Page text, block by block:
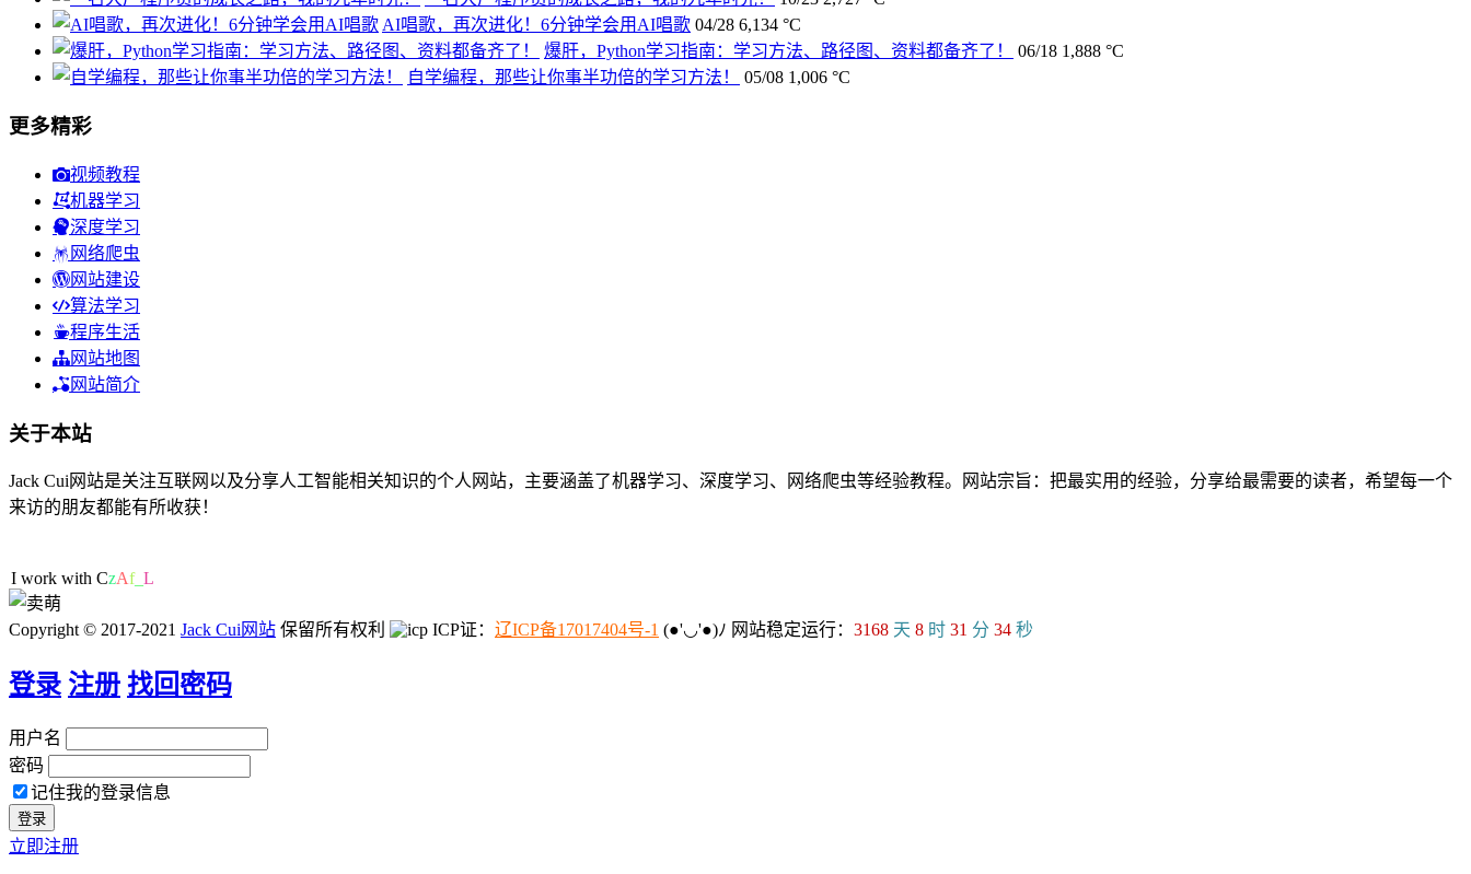
AI唱歌，再次进化！6分钟学会用AI唱歌 04/28 6,134 °C
爆肝，Python学习指南：学习方法、路径图、资料都备齐了！
06/18 1,888 °C
自学编程，那些让你事半功倍的学习方法！
05/08 1,006 °C
更多精彩
视频教程
机器学习
深度学习
网络爬虫
网站建设
算法学习
程序生活
网站地图
网站简介
关于本站
Jack Cui网站是关注互联网以及分享人工智能相关知识的个人网站，主要涵盖了机器学习、深度学习、网络爬虫等经验教程。网站宗旨：把最实用的经验，分享给最需要的读者，希望每一个
来访的朋友都能有所收获！
I work with Pq?|[
Copyright © 2017-2021 Jack Cui网站 保留所有权利 ICP证： 辽ICP备17017404号-1 (●'◡'●)ﾉ 网站稳定运行： 3168 天 8 时 31 分 35 秒
登录 注册 找回密码
用户名
密码
记住我的登录信息
立即注册